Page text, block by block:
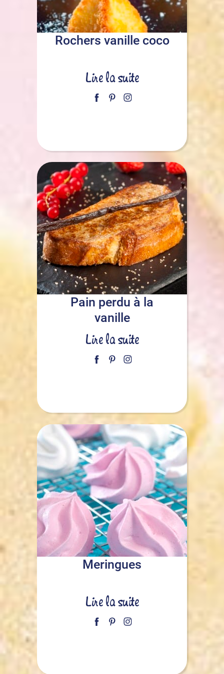
Rochers vanille coco
Lire la suite
Pain perdu à la
vanille
Lire la suite
Meringues
Lire la suite